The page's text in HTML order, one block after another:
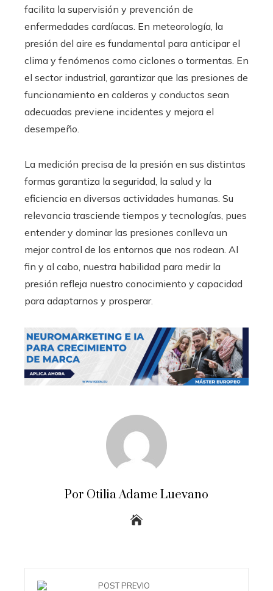
facilita la supervisión y prevención de
enfermedades cardíacas. En meteorología, la
presión del aire es fundamental para anticipar el
clima y fenómenos como ciclones o tormentas. En
el sector industrial, garantizar que las presiones de
funcionamiento en calderas y conductos sean
adecuadas previene incidentes y mejora el
desempeño.
La medición precisa de la presión en sus distintas
formas garantiza la seguridad, la salud y la
eficiencia en diversas actividades humanas. Su
relevancia trasciende tiempos y tecnologías, pues
entender y dominar las presiones conlleva un
mejor control de los entornos que nos rodean. Al
fin y al cabo, nuestra habilidad para medir la
presión refleja nuestro conocimiento y capacidad
para adaptarnos y prosperar.
Por Otilia Adame Luevano
POST PREVIO